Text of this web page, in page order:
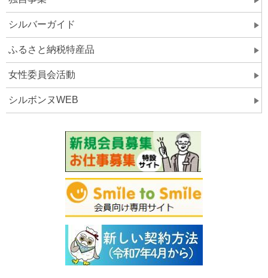
シルバーガイド
ふるさと納税特産品
女性委員会活動
シルボンヌWEB